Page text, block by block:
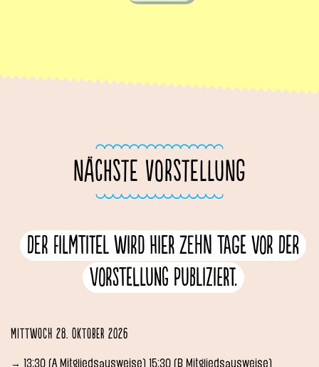
NÄCHSTE VORSTELLUNG
Der Filmtitel wird hier zehn Tage vor der
Vorstellung publiziert.
Mittwoch 28. Oktober 2026
→ 13:30 (A Mitgliedsausweise) 15:30 (B Mitgliedsausweise)